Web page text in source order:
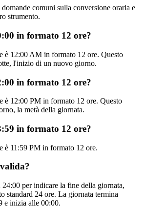
comuni sulla conversione oraria e
strumento.
in formato 12 ore?
è 12:00 AM in formato 12 ore. Questo
l'inizio di un nuovo giorno.
in formato 12 ore?
è 12:00 PM in formato 12 ore. Questo
la metà della giornata.
in formato 12 ore?
è 11:59 PM in formato 12 ore.
24:00 per indicare la fine della giornata,
standard 24 ore. La giornata termina
e inizia alle 00:00.